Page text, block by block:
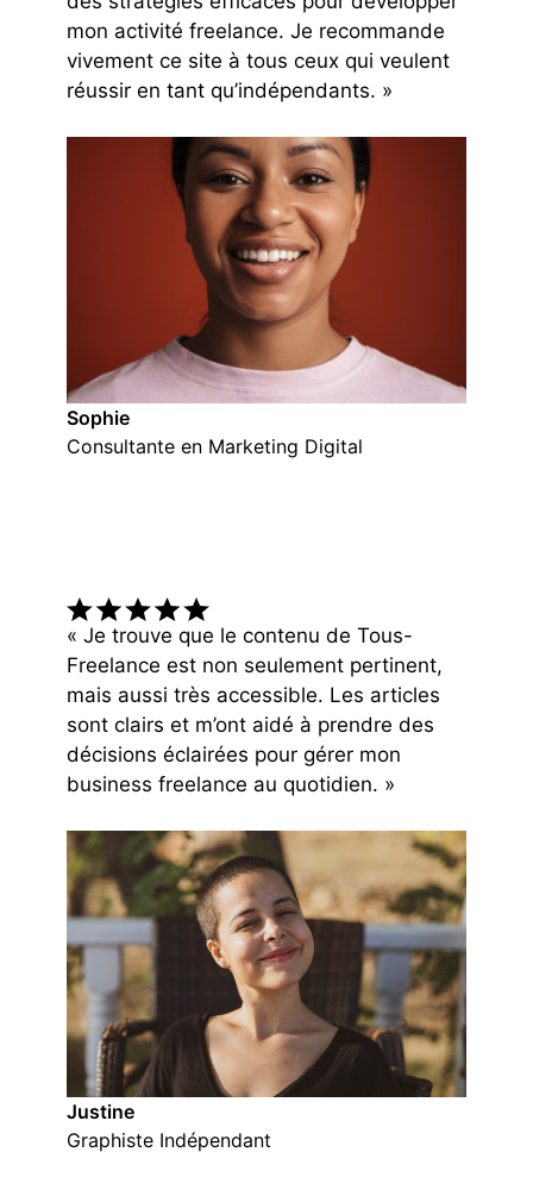
mon activité freelance. Je recommande
vivement ce site à tous ceux qui veulent
réussir en tant qu’indépendants. »
Sophie
Consultante en Marketing Digital
« Je trouve que le contenu de Tous-
Freelance est non seulement pertinent,
mais aussi très accessible. Les articles
sont clairs et m’ont aidé à prendre des
décisions éclairées pour gérer mon
business freelance au quotidien. »
Justine
Graphiste Indépendant